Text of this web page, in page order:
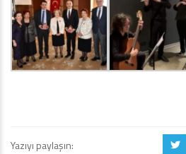
Yazıyı paylaşın: a